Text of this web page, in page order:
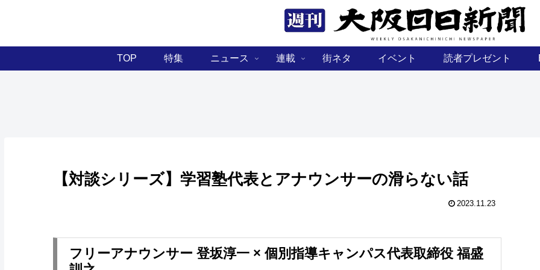
TOP 特集 ニュース 連載 街ネタ イベント 読者プレゼント
【対談シリーズ】学習塾代表とアナウンサーの滑らない話
2023.11.23
フリーアナウンサー 登坂淳一 × 個別指導キャンパス代表取締役 福盛